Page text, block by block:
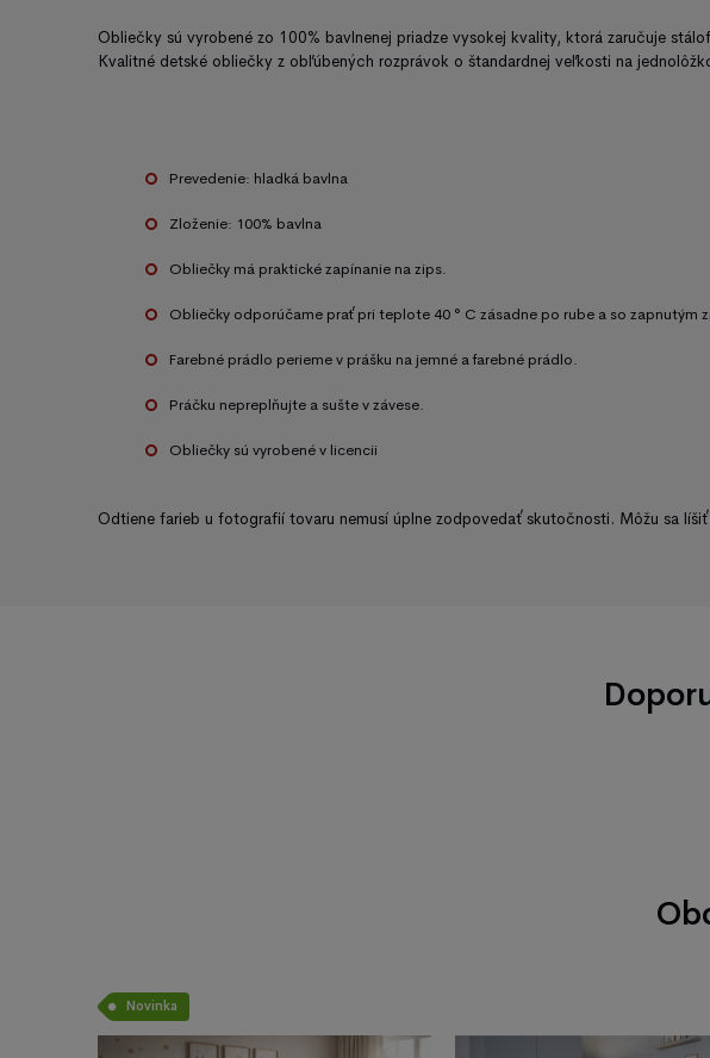
Obliečky sú vyrobené zo 100% bavlnenej priadze vysokej kvality, ktorá zaručuje
Kvalitné detské obliečky z obľúbených rozprávok o štandardnej veľkosti na
Prevedenie: hladká bavlna
Zloženie: 100% bavlna
Obliečky má praktickézapínanie na zips.
Obliečky odporúčame prať pri teplote 40 ° C zásadne po rube a so zapnutým
Farebné prádlo periemev prášku na jemné a farebné prádlo.
Práčku nepreplňujte a suštev závese.
Obliečky sú vyrobenév licencii
Odtiene farieb u fotografií tovaru nemusí úplne zodpovedať skutočnosti. Môžu sa
Novinka